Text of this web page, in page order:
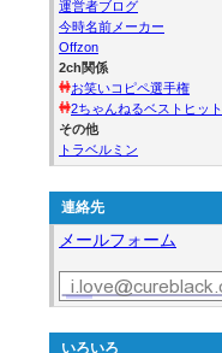
運営者ブログ
今時名前メーカー
Offzon
2ch関係
お笑いコピペ選手権
2ちゃんねるベストヒット
その他
トラベルミン
連絡先
メールフォーム
いろいろ